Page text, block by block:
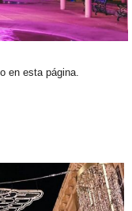
en esta página.